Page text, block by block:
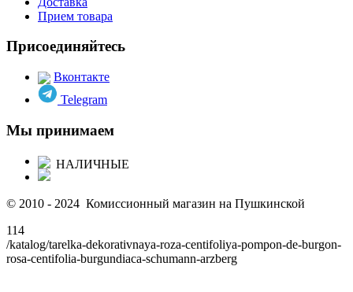
Прием товара
Присоединяйтесь
Вконтакте
Telegram
Мы принимаем
НАЛИЧНЫЕ
© 2010 - 2024 Комиссионный магазин на Пушкинской
114
/katalog/tarelka-dekorativnaya-roza-centifoliya-pompon-de-burgon-
rosa-centifolia-burgundiaca-schumann-arzberg